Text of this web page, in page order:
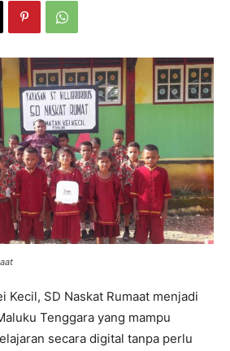
Kecil, SD Naskat Rumaat menjadi
Tenggara yang mampu
secara digital tanpa perlu